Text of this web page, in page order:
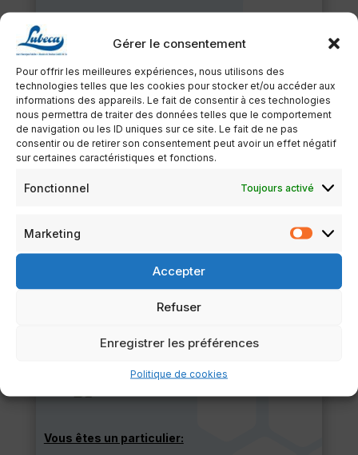
Gérer le consentement
Pour offrir les meilleures expériences, nous utilisons des
technologies telles que les cookies pour stocker et/ou accéder aux
informations des appareils. Le fait de consentir à ces technologies
nous permettra de traiter des données telles que le comportement
de navigation ou les ID uniques sur ce site. Le fait de ne pas
consentir ou de retirer son consentement peut avoir un effet négatif
sur certaines caractéristiques et fonctions.
Fonctionnel Toujours activé
Marketing
Accepter
Refuser
Enregistrer les préférences
Politique de cookies
Vous trouverez certains de nos produits auprès de
notre partenaire LE MEILLEUR DU CHEF.
Nous travaillons depuis 2024 avec cette société
basée en France (Biarritz) afin de permettre à nos
clients particuliers de se fournir en produits de
vous recommandons d’y faire vos achats, en toute
sérénité.
VERS LE SITE "LE MEILLEUR DU CHEF"
Vous êtes un particulier: